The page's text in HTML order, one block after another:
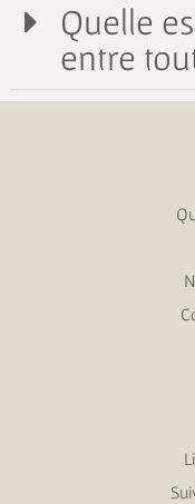
Quelle
entre